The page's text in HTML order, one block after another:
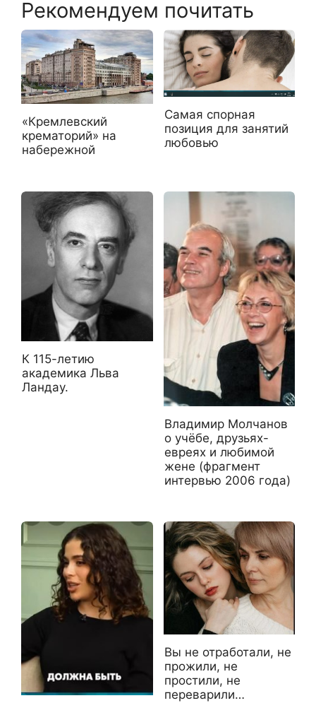
Рекомендуем почитать
«Кремлевский
крематорий» на
набережной
Самая спорная
позиция для занятий
любовью
К 115-летию
академика Льва
Ландау.
Владимир Молчанов
о учёбе, друзьях-
евреях и любимой
жене (фрагмент
интервью 2006 года)
Вы не отработали, не
прожили, не
простили, не
переварили…